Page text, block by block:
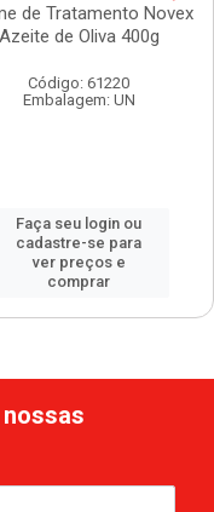
de Tratamento Novex
Azeite de Oliva 400g
Código: 61220
Embalagem: UN
Faça seu login ou
cadastre-se para
ver preços e
comprar